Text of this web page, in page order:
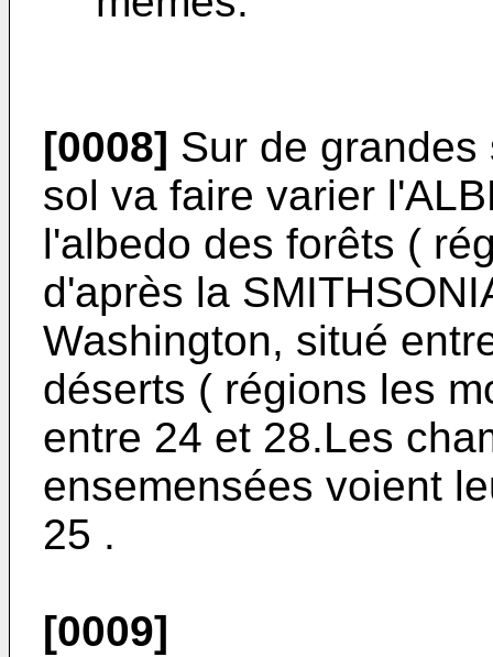
[0008] Sur de
sol va faire varier
l'albedo des forêts (
d'après la
Washington, situé
déserts ( régions les
entre 24 et 28.Les
ensemensées voient
25 .
[0009]